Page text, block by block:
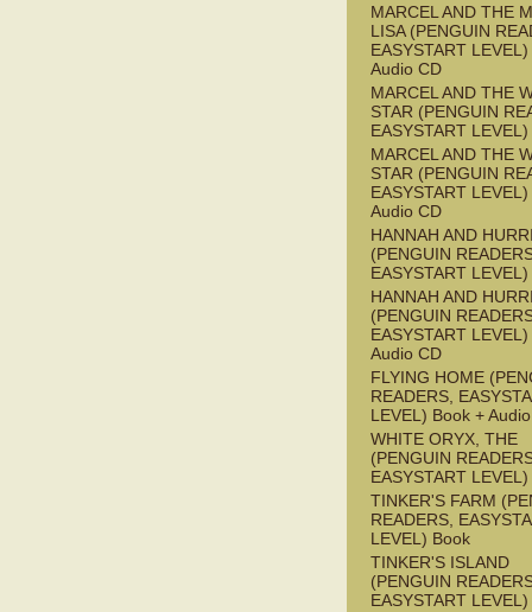
MARCEL AND THE
LISA (PENGUIN
EASYSTART
Audio CD
MARCEL AND THE
STAR (PENGUIN
EASYSTART
MARCEL AND THE
STAR (PENGUIN
EASYSTART
Audio CD
HANNAH AND
(PENGUIN
EASYSTART
HANNAH AND
(PENGUIN
EASYSTART
Audio CD
FLYING HOME
READERS,
LEVEL) Book +
WHITE ORYX, THE
(PENGUIN
EASYSTART
TINKER'S FARM
READERS,
LEVEL) Book
TINKER'S ISLAND
(PENGUIN
EASYSTART